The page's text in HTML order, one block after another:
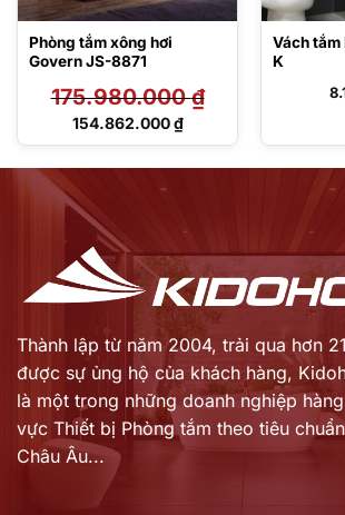
Phòng tắm xông hơi
Govern JS-8871
175.980.000₫
Giá
154.862.000₫
Giá
Vách tắm
K
Thành lập từ năm 2004, trải qua hơn
được sự ủng hộ của khách hàng,
là một trong những doanh nghiệp
vực Thiết bị Phòng tắm theo tiêu
Châu Âu...